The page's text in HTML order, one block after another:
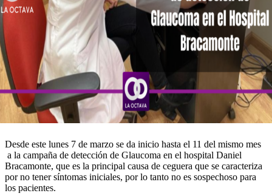
Desde este lunes 7 de marzo se da inicio hasta el 11 del mismo mes
a la campaña de detección de Glaucoma en el hospital Daniel
Bracamonte, que es la principal causa de ceguera que se caracteriza
por no tener síntomas iniciales, por lo tanto no es sospechoso para
los pacientes.